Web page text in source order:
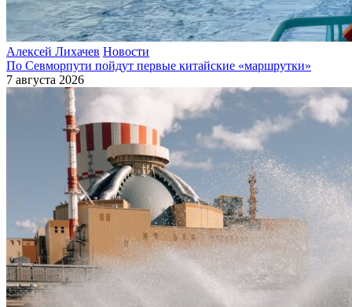
Алексей Лихачев Новости
По Севморпути пойдут первые китайские «маршрутки»
7 августа 2026